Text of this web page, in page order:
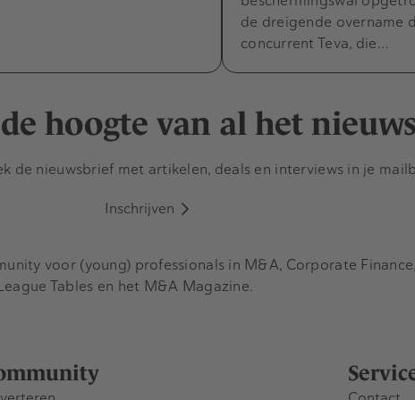
de dreigende overname
concurrent Teva, die…
hoogte van al het
de nieuwsbrief met artikelen, deals en interviews in je
Inschrijven
voor (young) professionals in M&A, Corporate
Tables en het M&A Magazine.